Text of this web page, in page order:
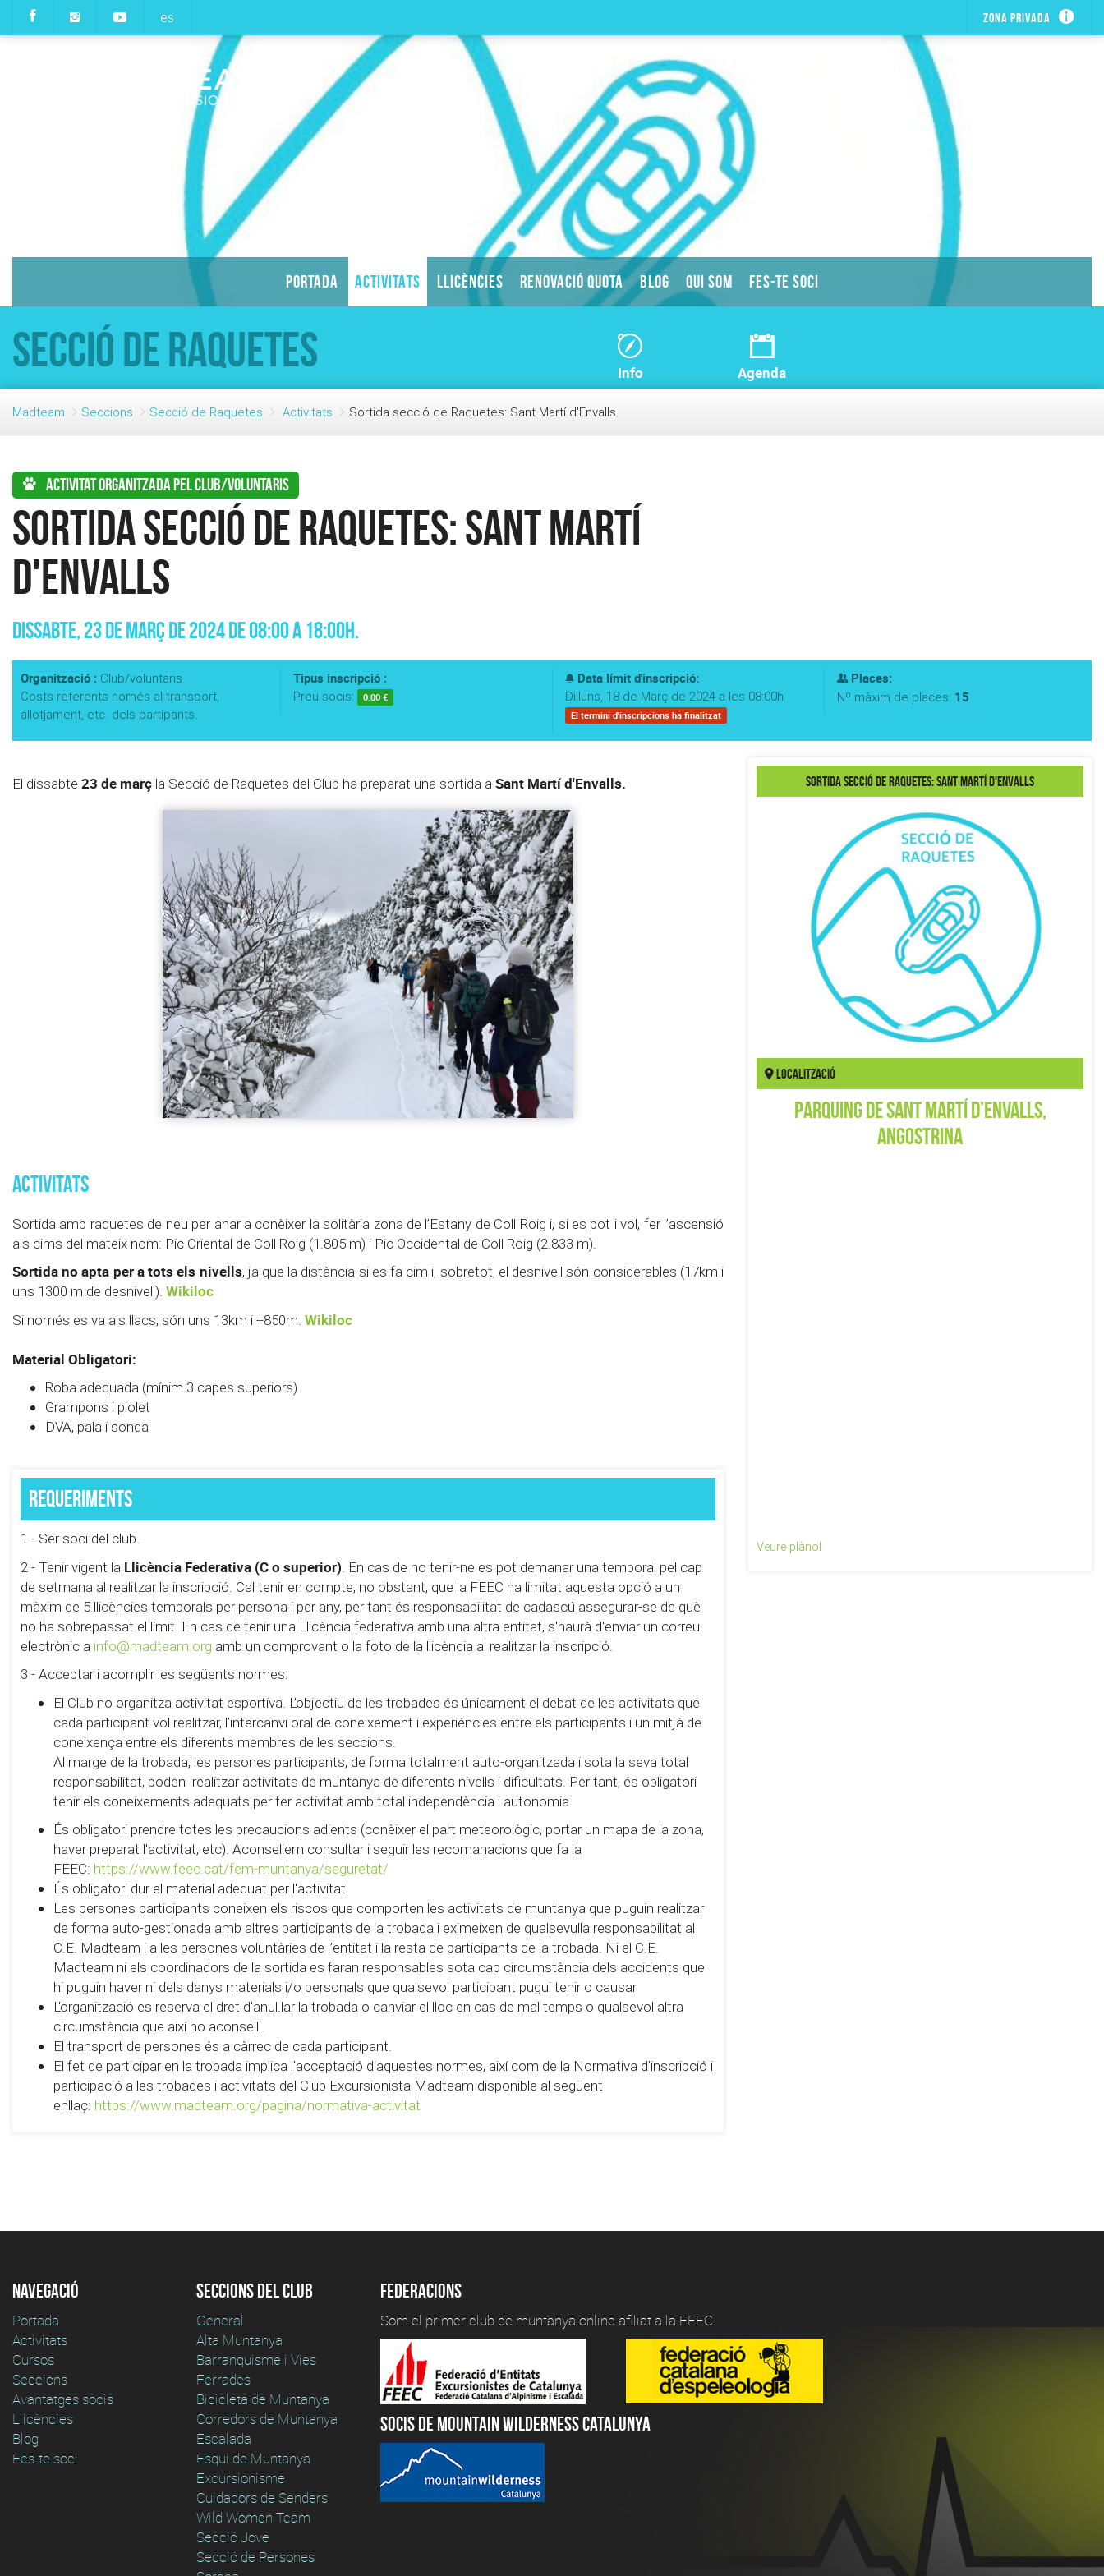
es Zona privada
PORTADA ACTIVITATS LLICÈNCIES RENOVACIÓ QUOTA BLOG QUI SOM FES-TE SOCI
Secció de Raquetes Info Agenda
Madteam Seccions Secció de Raquetes Activitats Sortida secció de Raquetes: Sant Martí d'Envalls
Activitat organitzada pel club/voluntaris
Sortida secció de Raquetes: Sant Martí
d'Envalls
Dissabte, 23 de Març de 2024 de 08:00 a 18:00h.
Organització : Club/voluntaris
Costs referents només al transport,
allotjament, etc. dels partipants.
Tipus inscripció :
Preu socis: 0.00 €
Data límit d'inscripció:
Dilluns, 18 de Març de 2024 a les 08:00h
El termini d'inscripcions ha finalitzat
Places:
Nº màxim de places: 15
El dissabte 23 de març la Secció de Raquetes del Club ha preparat una sortida aSant Martí d'Envalls.
ACTIVITATS
Sortida amb raquetes de neu per anar a conèixer la solitària zona de l’Estany de Coll Roig i, si es pot i vol, fer l’ascensió
als cims del mateix nom: Pic Oriental de Coll Roig (1.805 m) i Pic Occidental de Coll Roig (2.833 m).
Sortida no apta per a tots els nivells, ja que la distància si es fa cim i, sobretot, el desnivell són considerables (17km i
uns 1300 m de desnivell). Wikiloc
Si només es va als llacs, són uns 13km i +850m. Wikiloc
Material Obligatori:
Roba adequada (mínim 3 capes superiors)
Grampons i piolet
DVA, pala i sonda
Requeriments
1 - Ser soci del club.
2 - Tenir vigent la Llicència Federativa (C o superior). En cas de no tenir-ne es pot demanar una temporal pel cap
de setmana al realitzar la inscripció. Cal tenir en compte, no obstant, que la FEEC ha limitat aquesta opció a un
màxim de 5 llicències temporals per persona i per any, per tant és responsabilitat de cadascú assegurar-se de què
no ha sobrepassat el límit. En cas de tenir una Llicència federativa amb una altra entitat, s'haurà d'enviar un correu
electrònic a info@madteam.org amb un comprovant o la foto de la llicència al realitzar la inscripció.
3 - Acceptar i acomplir les següents normes:
El Club no organitza activitat esportiva. L’objectiu de les trobades és únicament el debat de les activitats que
cada participant vol realitzar, l’intercanvi oral de coneixement i experiències entre els participants i un mitjà de
coneixença entre els diferents membres de les seccions.
Al marge de la trobada, les persones participants, de forma totalment auto-organitzada i sota la seva total
responsabilitat, poden realitzar activitats de muntanya de diferents nivells i dificultats. Per tant, és obligatori
tenir els coneixements adequats per fer activitat amb total independència i autonomia.
És obligatori prendre totes les precaucions adients (conèixer el part meteorològic, portar un mapa de la zona,
haver preparat l'activitat, etc). Aconsellem consultar i seguir les recomanacions que fa la
FEEC: https://www.feec.cat/fem-muntanya/seguretat/
És obligatori dur el material adequat per l'activitat.
Les persones participants coneixen els riscos que comporten les activitats de muntanya que puguin realitzar
de forma auto-gestionada amb altres participants de la trobada i eximeixen de qualsevulla responsabilitat al
C.E. Madteam i a les persones voluntàries de l’entitat i la resta de participants de la trobada. Ni el C.E.
Madteam ni els coordinadors de la sortida es faran responsables sota cap circumstància dels accidents que
hi puguin haver ni dels danys materials i/o personals que qualsevol participant pugui tenir o causar
L'organització es reserva el dret d'anul.lar la trobada o canviar el lloc en cas de mal temps o qualsevol altra
circumstància que així ho aconselli.
El transport de persones és a càrrec de cada participant.
El fet de participar en la trobada implica l'acceptació d'aquestes normes, així com de la Normativa d'inscripció i
participació a les trobades i activitats del Club Excursionista Madteam disponible al següent
enllaç: https://www.madteam.org/pagina/normativa-activitat
Sortida secció de Raquetes: Sant Martí d'Envalls
Localització
Parquing de Sant Martí d’Envalls,
Angostrina
Veure plànol
Navegació
Portada
Activitats
Cursos
Seccions
Avantatges socis
Llicències
Blog
Fes-te soci
Seccions del club
General
Alta Muntanya
Barranquisme i Vies
Ferrades
Bicicleta de Muntanya
Corredors de Muntanya
Escalada
Esqui de Muntanya
Excursionisme
Cuidadors de Senders
Wild Women Team
Secció Jove
Secció de Persones
Federacions
Som el primer club de muntanya online afiliat a la FEEC.
Socis de Mountain Wilderness Catalunya